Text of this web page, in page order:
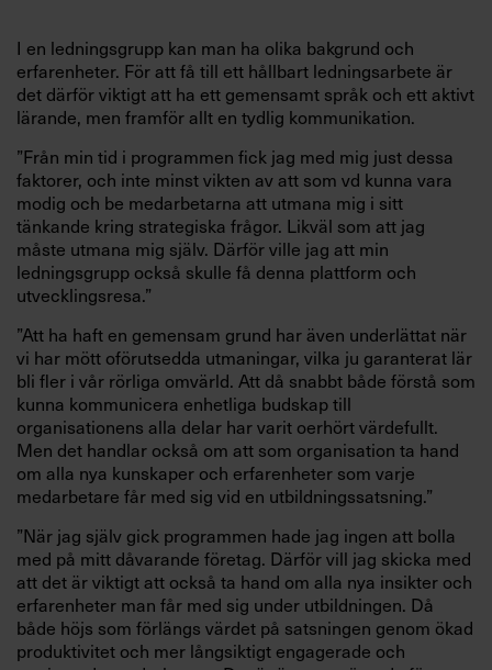
I en ledningsgrupp kan man ha olika bakgrund och
erfarenheter. För att få till ett hållbart ledningsarbete är
det därför viktigt att ha ett gemensamt språk och ett aktivt
lärande, men framför allt en tydlig kommunikation.
”Från min tid i programmen fick jag med mig just dessa
faktorer, och inte minst vikten av att som vd kunna vara
modig och be medarbetarna att utmana mig i sitt
tänkande kring strategiska frågor. Likväl som att jag
måste utmana mig själv. Därför ville jag att min
ledningsgrupp också skulle få denna plattform och
utvecklingsresa.”
”Att ha haft en gemensam grund har även underlättat när
vi har mött oförutsedda utmaningar, vilka ju garanterat lär
bli fler i vår rörliga omvärld. Att då snabbt både förstå som
kunna kommunicera enhetliga budskap till
organisationens alla delar har varit oerhört värdefullt.
Men det handlar också om att som organisation ta hand
om alla nya kunskaper och erfarenheter som varje
medarbetare får med sig vid en utbildningssatsning.”
”När jag själv gick programmen hade jag ingen att bolla
med på mitt dåvarande företag. Därför vill jag skicka med
att det är viktigt att också ta hand om alla nya insikter och
erfarenheter man får med sig under utbildningen. Då
både höjs som förlängs värdet på satsningen genom ökad
produktivitet och mer långsiktigt engagerade och